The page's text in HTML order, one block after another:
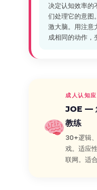
决定认知效率
们处理它的意图
激大脑。用注意
成相同的动作，
成人认知
JOE —
教练
30+逻辑
戏。适应
联网。适